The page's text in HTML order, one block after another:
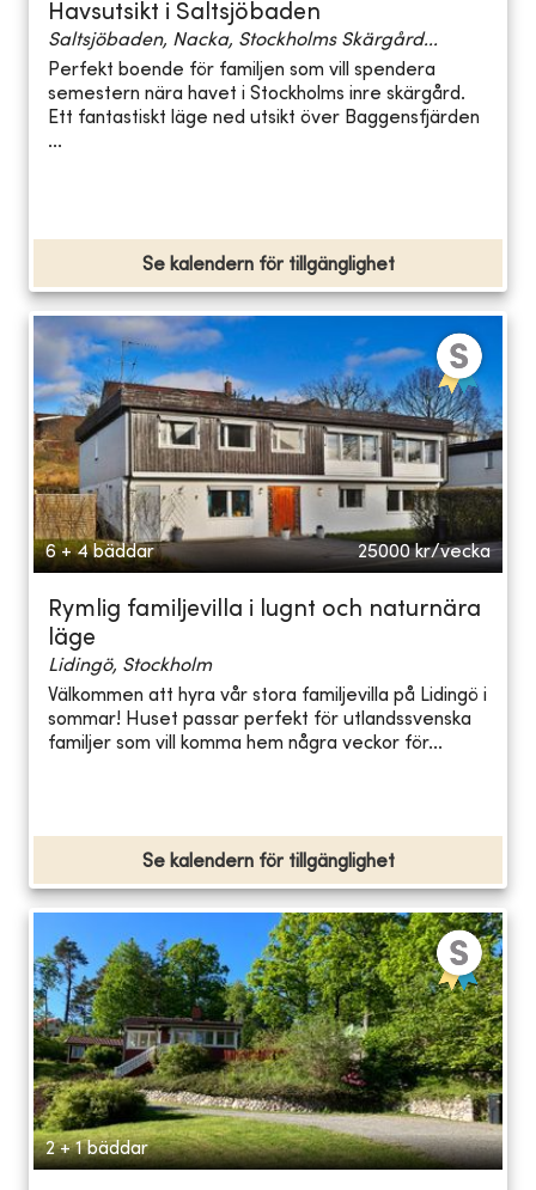
Havsutsikt i Saltsjöbaden
Saltsjöbaden, Nacka, Stockholms Skärgård...
Perfekt boende för familjen som vill spendera
semestern nära havet i Stockholms inre skärgård.
Ett fantastiskt läge ned utsikt över Baggensfjärden
...
Se kalendern för tillgänglighet
6 + 4 bäddar 25000 kr/vecka
Rymlig familjevilla i lugnt och naturnära
läge
Lidingö, Stockholm
Välkommen att hyra vår stora familjevilla på Lidingö i
sommar! Huset passar perfekt för utlandssvenska
familjer som vill komma hem några veckor för...
Se kalendern för tillgänglighet
2 + 1 bäddar